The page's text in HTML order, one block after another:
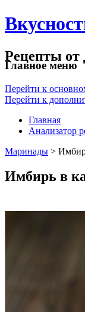
Рецепты
Главное меню
Перейти к
Перейти к
Главная
Анализатор
Маринады >
Имбирь в